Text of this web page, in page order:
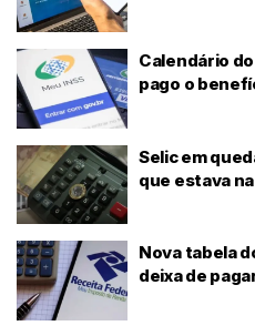
Calendário
pago o
Selic em
que estava
Nova tabela
deixa de